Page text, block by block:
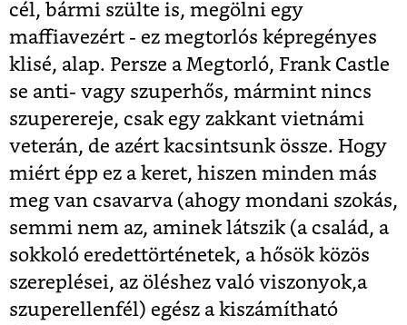
cél, bármi szülte is, megölni egy
maffiavezért - ez megtorlós képregényes
klisé, alap. Persze a Megtorló, Frank Castle
se anti- vagy szuperhős, mármint nincs
szuperereje, csak egy zakkant vietnámi
veterán, de azért kacsintsunk össze. Hogy
miért épp ez a keret, hiszen minden más
meg van csavarva (ahogy mondani szokás,
semmi nem az, aminek látszik (a család, a
sokkoló eredettörténetek, a hősök közös
szereplései, az öléshez való viszonyok,a
szuperellenfél) egész a kiszámítható